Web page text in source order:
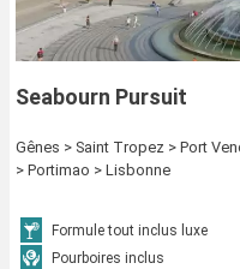
Seabourn Pursuit
Gênes > Saint Tropez > Port
> Portimao > Lisbonne
Formule tout inclus luxe
Pourboires inclus